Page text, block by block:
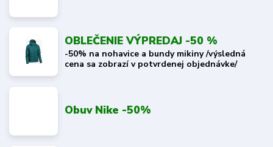
OBLEČENIE VÝPREDAJ -50 %
-50% na nohavice a bundy mikiny /výsledná
cena sa zobrazí v potvrdenej objednávke/
Obuv Nike -50%